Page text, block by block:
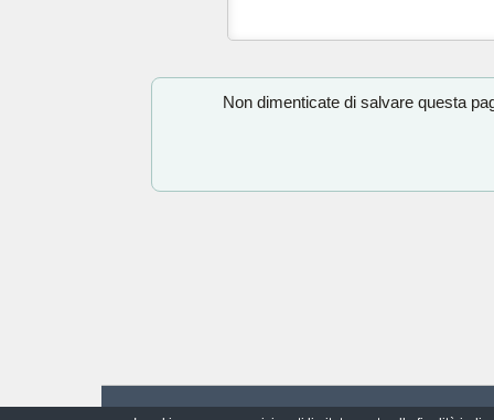
Non dimenticate di salvare questa